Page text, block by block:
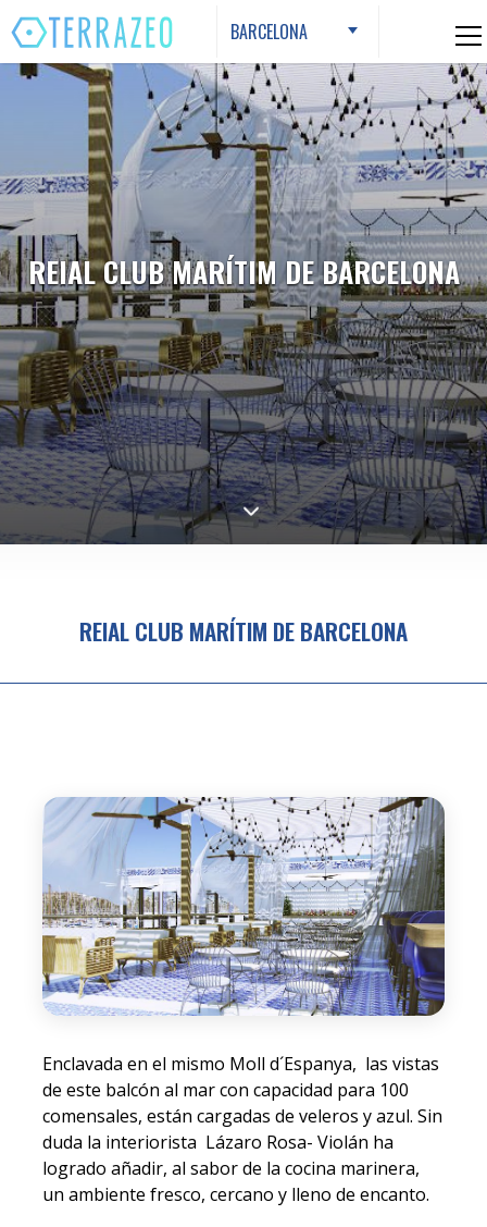
Skip
to
content
BARCELONA
REIAL CLUB MARÍTIM DE BARCELONA
REIAL CLUB MARÍTIM DE BARCELONA
Enclavada en el mismo Moll d´Espanya, las vistas
de este balcón al mar con capacidad para 100
comensales, están cargadas de veleros y azul. Sin
duda la interiorista Lázaro Rosa- Violán ha
logrado añadir, al sabor de la cocina marinera,
un ambiente fresco, cercano y lleno de encanto.